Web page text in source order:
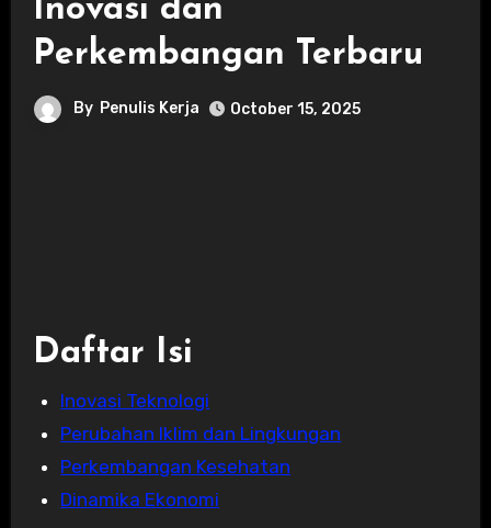
Inovasi dan
Perkembangan Terbaru
By Penulis Kerja October 15, 2025
Daftar Isi
Inovasi Teknologi
Perubahan Iklim dan Lingkungan
Perkembangan Kesehatan
Dinamika Ekonomi